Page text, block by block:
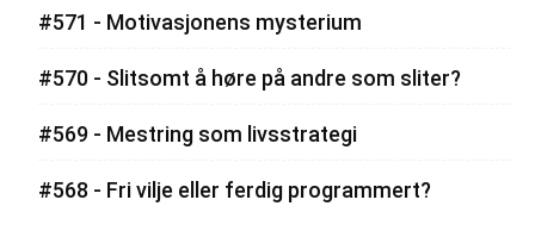
#571 - Motivasjonens mysterium
#570 - Slitsomt å høre på andre som sliter?
#569 - Mestring som livsstrategi
#568 - Fri vilje eller ferdig programmert?